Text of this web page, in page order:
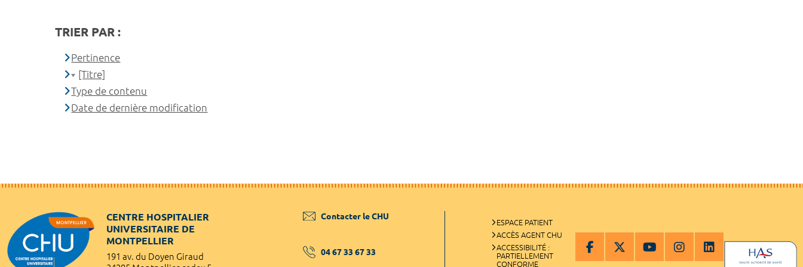
TRIER PAR :
Pertinence
[Titre]
Type de contenu
Date de dernière modification
CENTRE HOSPITALIER
UNIVERSITAIRE DE
MONTPELLIER
191 av. du Doyen Giraud
Contacter le CHU
04 67 33 67 33
ESPACE PATIENT
ACCÈS AGENT CHU
ACCESSIBILITÉ :
PARTIELLEMENT
CONFORME